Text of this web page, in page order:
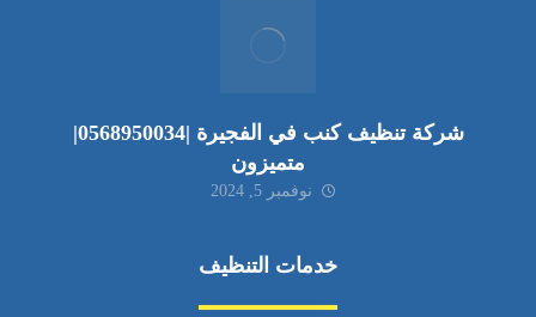
شركة تنظيف كنب في الفجيرة |0568950034|
متميزون
نوفمبر 5, 2024
خدمات التنظيف